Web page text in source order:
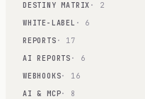
DESTINY MATRIX · 2
WHITE-LABEL · 6
REPORTS · 17
AI REPORTS · 6
WEBHOOKS· 16
AI & MCP· 8